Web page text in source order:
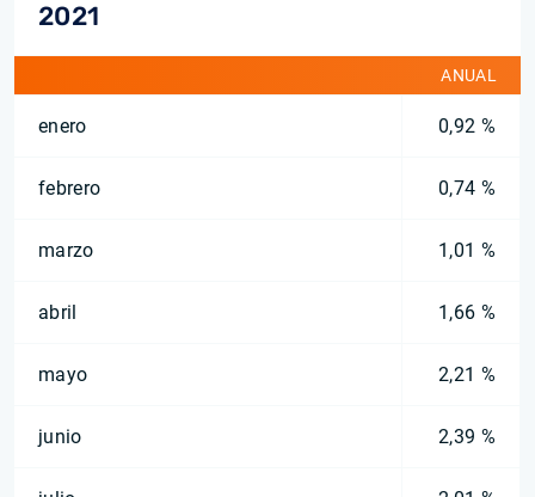
2021
ANUAL
enero 0,92 %
febrero 0,74 %
marzo 1,01 %
abril 1,66 %
mayo 2,21 %
junio 2,39 %